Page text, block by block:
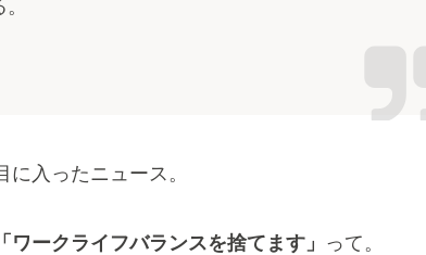
入ったニュース。
「ワークライフバランスを捨てます」 って。